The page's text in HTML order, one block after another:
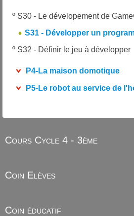
º S30 - Le dévelopement de
S31 - Développer un
º S32 - Définir le jeu à développer
P4-La maison domotique
P5-Le robot au service de
Cours Cycle 4 - 3ème
Coin Elèves
Coin éducatif